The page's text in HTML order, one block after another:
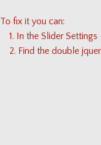
To fix it you can:
1. In the Slider
2. Find the double